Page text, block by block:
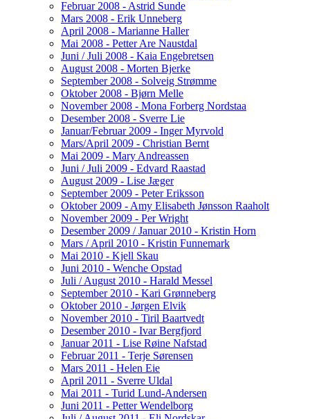
Februar 2008 - Astrid Sunde
Mars 2008 - Erik Unneberg
April 2008 - Marianne Haller
Mai 2008 - Petter Are Naustdal
Juni / Juli 2008 - Kaia Engebretsen
August 2008 - Morten Bjerke
September 2008 - Solveig Strømme
Oktober 2008 - Bjørn Melle
November 2008 - Mona Forberg Nordstaa
Desember 2008 - Sverre Lie
Januar/Februar 2009 - Inger Myrvold
Mars/April 2009 - Christian Bernt
Mai 2009 - Mary Andreassen
Juni / Juli 2009 - Edvard Raastad
August 2009 - Lise Jæger
September 2009 - Peter Eriksson
Oktober 2009 - Amy Elisabeth Jønsson Raaholt
November 2009 - Per Wright
Desember 2009 / Januar 2010 - Kristin Horn
Mars / April 2010 - Kristin Funnemark
Mai 2010 - Kjell Skau
Juni 2010 - Wenche Opstad
Juli / August 2010 - Harald Messel
September 2010 - Kari Grønneberg
Oktober 2010 - Jørgen Elvik
November 2010 - Tiril Baartvedt
Desember 2010 - Ivar Bergfjord
Januar 2011 - Lise Røine Nafstad
Februar 2011 - Terje Sørensen
Mars 2011 - Helen Eie
April 2011 - Sverre Uldal
Mai 2011 - Turid Lund-Andersen
Juni 2011 - Petter Wendelborg